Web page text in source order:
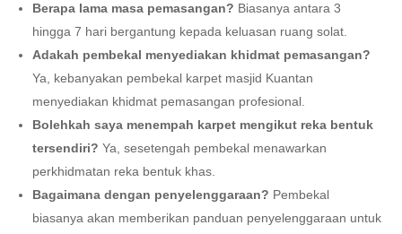
Berapa lama masa pemasangan? Biasanya antara 3
hingga 7 hari bergantung kepada keluasan ruang solat.
Adakah pembekal menyediakan khidmat pemasangan?
Ya, kebanyakan pembekal karpet masjid Kuantan
menyediakan khidmat pemasangan profesional.
Bolehkah saya menempah karpet mengikut reka bentuk
tersendiri? Ya, sesetengah pembekal menawarkan
perkhidmatan reka bentuk khas.
Bagaimana dengan penyelenggaraan? Pembekal
biasanya akan memberikan panduan penyelenggaraan untuk